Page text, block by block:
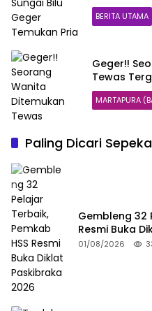
BERITA UTAMA
Geger!!
Tewas
MARTAPURA
Paling Dicari
Gembleng 32
Resmi Buka
01/08/2026